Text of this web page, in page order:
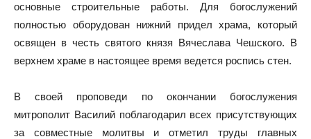
основные строительные работы. Для богослужений
полностью оборудован нижний придел храма, который
освящен в честь святого князя Вячеслава Чешского. В
верхнем храме в настоящее время ведется роспись стен.
В своей проповеди по окончании богослужения
митрополит Василий поблагодарил всех присутствующих
за совместные молитвы и отметил труды главных